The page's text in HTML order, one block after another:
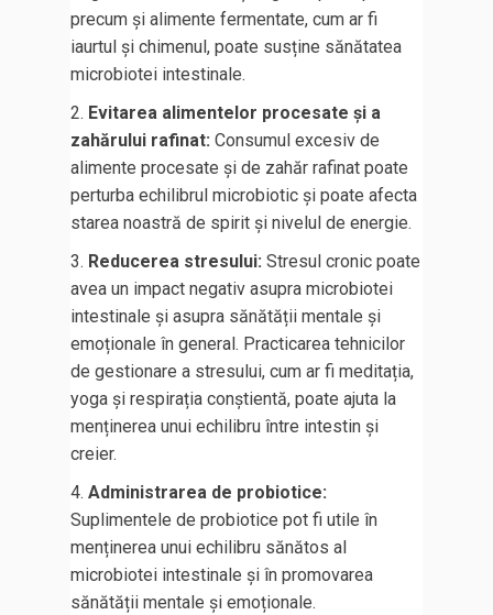
precum și alimente fermentate, cum ar fi
iaurtul și chimenul, poate susține sănătatea
microbiotei intestinale.
Evitarea alimentelor procesate și a
zahărului rafinat: Consumul excesiv de
alimente procesate și de zahăr rafinat poate
perturba echilibrul microbiotic și poate afecta
starea noastră de spirit și nivelul de energie.
Reducerea stresului: Stresul cronic poate
avea un impact negativ asupra microbiotei
intestinale și asupra sănătății mentale și
emoționale în general. Practicarea tehnicilor
de gestionare a stresului, cum ar fi meditația,
yoga și respirația conștientă, poate ajuta la
menținerea unui echilibru între intestin și
creier.
Administrarea de probiotice:
Suplimentele de probiotice pot fi utile în
menținerea unui echilibru sănătos al
microbiotei intestinale și în promovarea
sănătății mentale și emoționale.